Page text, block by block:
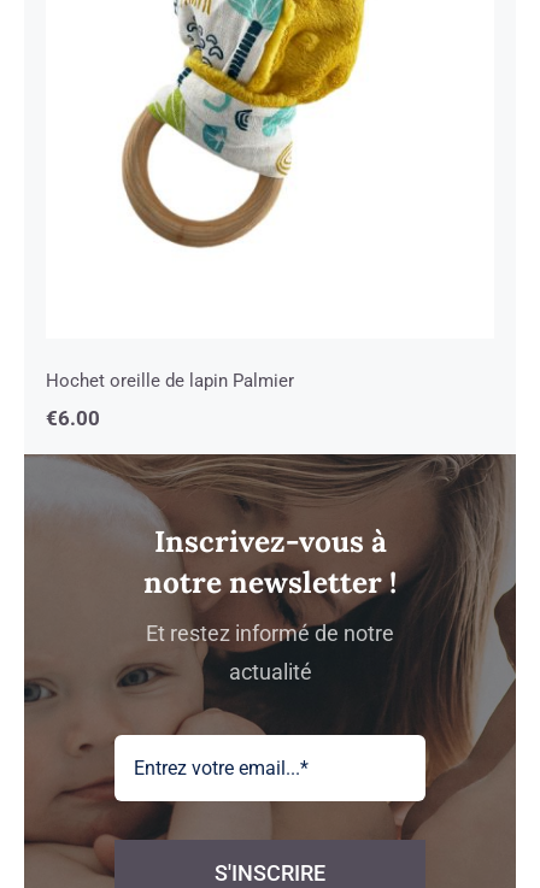
Hochet oreille de lapin Palmier
Hochet oreille de lapin Palmier
€6.00
Inscrivez-vous à
notre newsletter !
Et restez informé de notre
actualité
S'INSCRIRE